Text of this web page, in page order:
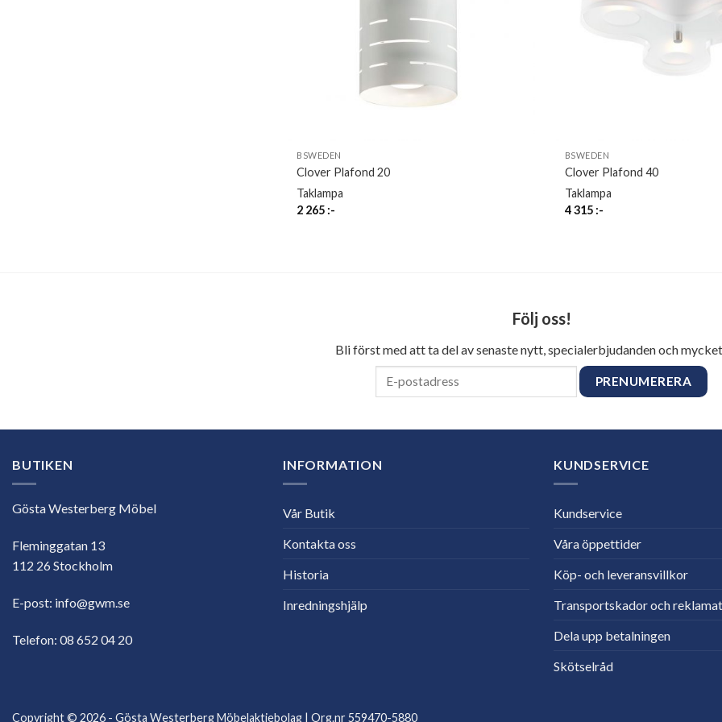
BSWEDEN
Clover Plafond 20
Taklampa
2 265 :-
BSWEDEN
Clover Plafond 40
Taklampa
4 315 :-
Följ oss!
Bli först med att ta del av senaste nytt, specialerbjudanden och
BUTIKEN
Gösta Westerberg Möbel
Fleminggatan 13
112 26 Stockholm
E-post: info@gwm.se
Telefon: 08 652 04 20
INFORMATION
Vår Butik
Kontakta oss
Historia
Inredningshjälp
KUNDSERVICE
Kundservice
Våra öppettider
Köp- och leveransvillkor
Transportskador och
Dela upp betalningen
Skötselråd
Copyright © 2026 - Gösta Westerberg Möbelaktiebolag | Org.nr 559470-5880